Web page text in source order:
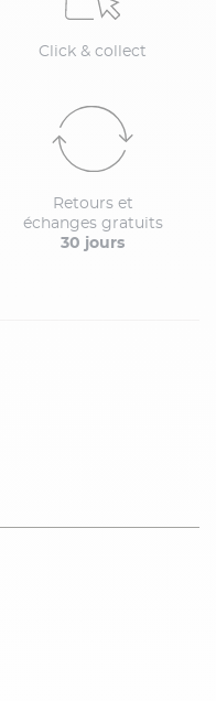
Click & collect
Retours et
échanges gratuits
30 jours